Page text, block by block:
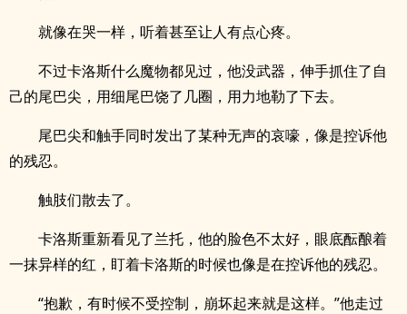
就像在哭一样，听着甚至让人有点心疼。
不过卡洛斯什么魔物都见过，他没武器，伸手抓住了自
己的尾巴尖，用细尾巴饶了几圈，用力地勒了下去。
尾巴尖和触手同时发出了某种无声的哀嚎，像是控诉他
的残忍。
触肢们散去了。
卡洛斯重新看见了兰托，他的脸色不太好，眼底酝酿着
一抹异样的红，盯着卡洛斯的时候也像是在控诉他的残忍。
“抱歉，有时候不受控制，崩坏起来就是这样。”他走过